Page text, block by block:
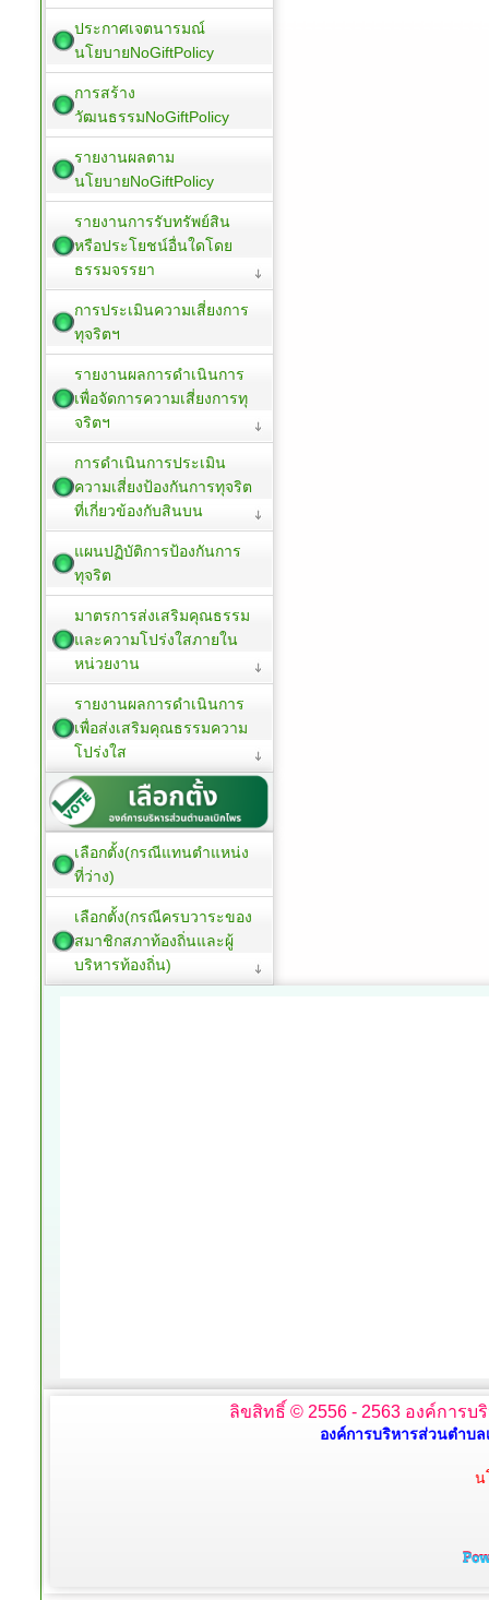
ประกาศเจตนารมณ์
นโยบายNoGiftPolicy
การสร้าง
วัฒนธรรมNoGiftPolicy
รายงานผลตาม
นโยบายNoGiftPolicy
รายงานการรับทรัพย์สิน
หรือประโยชน์อื่นใดโดย
ธรรมจรรยา
การประเมินความเสี่ยงการ
ทุจริตฯ
รายงานผลการดำเนินการ
เพื่อจัดการความเสี่ยงการทุ
จริตฯ
การดำเนินการประเมิน
ความเสี่ยงป้องกันการทุจริต
ที่เกี่ยวข้องกับสินบน
แผนปฏิบัติการป้องกันการ
ทุจริต
มาตรการส่งเสริมคุณธรรม
และความโปร่งใสภายใน
หน่วยงาน
รายงานผลการดำเนินการ
เพื่อส่งเสริมคุณธรรมความ
โปร่งใส
เลือกตั้ง(กรณีแทนตำแหน่ง
ที่ว่าง)
เลือกตั้ง(กรณีครบวาระของ
สมาชิกสภาท้องถิ่นและผู้
บริหารท้องถิ่น)
ลิขสิทธิ์ © 2556 - 2563 องค์การบ
องค์การบริหารส่วนตำบล
น